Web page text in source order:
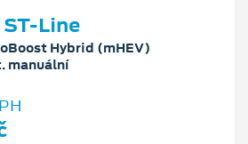
Line
Hybrid (mHEV)
manuální